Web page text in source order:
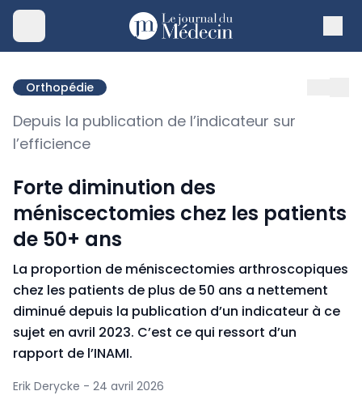
Orthopédie
Depuis la publication de l’indicateur sur
l’efficience
Forte diminution des
méniscectomies chez les patients
de 50+ ans
La proportion de méniscectomies arthroscopiques
chez les patients de plus de 50 ans a nettement
diminué depuis la publication d’un indicateur à ce
sujet en avril 2023. C’est ce qui ressort d’un
rapport de l’INAMI.
Erik Derycke - 24 avril 2026